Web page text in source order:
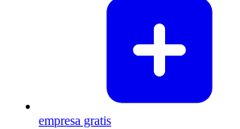
empresa gratis